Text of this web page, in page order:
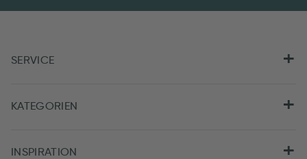
SERVICE
KATEGORIEN
INSPIRATION